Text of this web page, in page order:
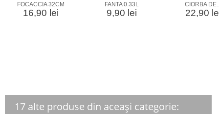
FOCACCIA 32CM
16,90 lei
FANTA 0.33L
9,90 lei
CIORBA
22,90
17 alte produse din aceași categorie: